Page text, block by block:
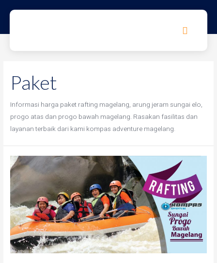
Paket
Informasi harga paket rafting magelang, arung jeram sungai elo,
progo atas dan progo bawah magelang. Rasakan fasilitas dan
layanan terbaik dari kami kompas adventure magelang.